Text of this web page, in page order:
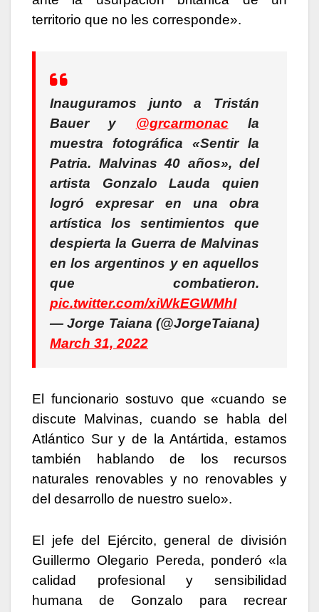
territorio que no les corresponde».
Inauguramos junto a Tristán
Bauer y @grcarmonac la
muestra fotográfica «Sentir la
Patria. Malvinas 40 años», del
artista Gonzalo Lauda quien
logró expresar en una obra
artística los sentimientos que
despierta la Guerra de Malvinas
en los argentinos y en aquellos
que combatieron.
pic.twitter.com/xiWkEGWMhI
— Jorge Taiana (@JorgeTaiana)
March 31, 2022
El funcionario sostuvo que «cuando se
discute Malvinas, cuando se habla del
Atlántico Sur y de la Antártida, estamos
también hablando de los recursos
naturales renovables y no renovables y
del desarrollo de nuestro suelo».
El jefe del Ejército, general de división
Guillermo Olegario Pereda, ponderó «la
calidad profesional y sensibilidad
humana de Gonzalo para recrear